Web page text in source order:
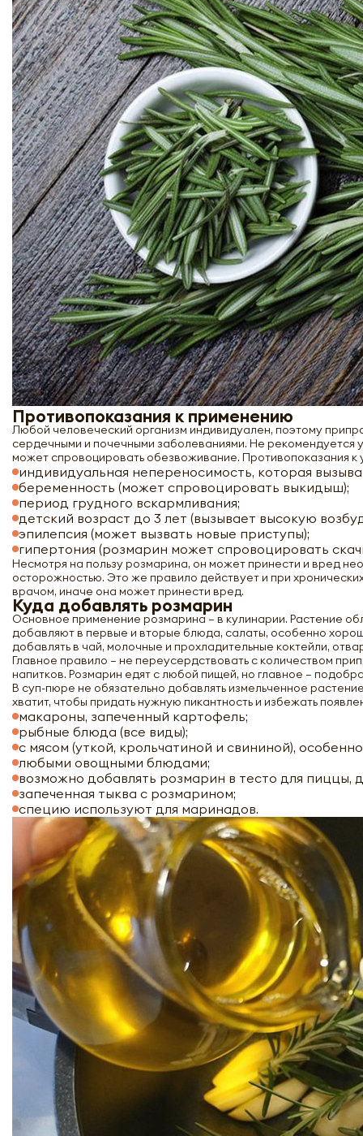
Противопоказания к применению
Любой человеческий организм индивидуален, поэтому
сердечными и почечными заболеваниями. Не рекомендуется
может спровоцировать обезвоживание. Противопоказания к
индивидуальная непереносимость, которая
беременность (может спровоцировать выкидыш);
период грудного вскармливания;
детский возраст до 3 лет (вызывает высокую
эпилепсия (может вызвать новые приступы);
гипертония (розмарин может спровоцировать
Несмотря на пользу розмарина, он может принести и вред
осторожностью. Это же правило действует и при
врачом, иначе она может принести вред.
Куда добавлять розмарин
Основное применение розмарина – в кулинарии. Растение
добавляют в первые и вторые блюда, салаты, особенно
добавлять в чай, молочные и прохладительные коктейли,
Главное правило – не переусердствовать с количеством
напитков. Розмарин едят с любой пищей, но главное –
В суп-пюре не обязательно добавлять измельченное
хватит, чтобы придать нужную пикантность и избежать
макароны, запеченный картофель;
рыбные блюда (все виды);
с мясом (уткой, крольчатиной и свининой),
любыми овощными блюдами;
возможно добавлять розмарин в тесто для пиццы,
запеченная тыква с розмарином;
специю используют для маринадов.